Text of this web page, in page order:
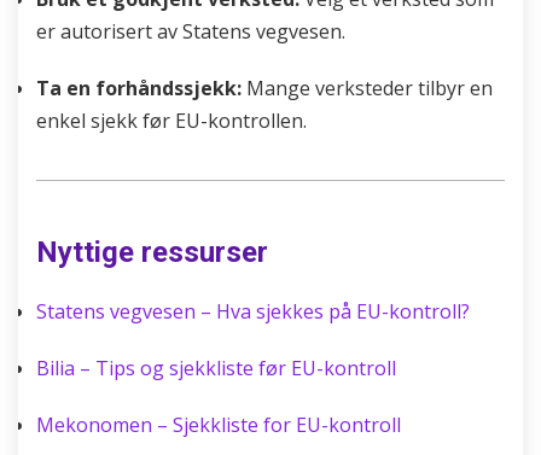
er autorisert av Statens vegvesen.
Ta en forhåndssjekk: Mange verksteder tilbyr en
enkel sjekk før EU-kontrollen.
Nyttige ressurser
Statens vegvesen – Hva sjekkes på EU-kontroll?
Bilia – Tips og sjekkliste før EU-kontroll
Mekonomen – Sjekkliste for EU-kontroll